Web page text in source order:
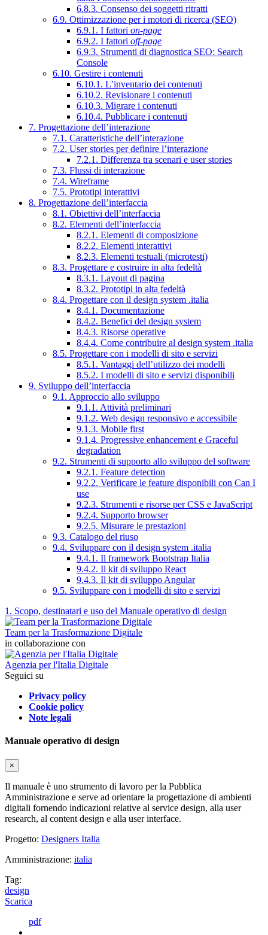
6.8.3. Consenso dei soggetti ritratti
6.9. Ottimizzazione per i motori di ricerca (SEO)
6.9.1. I fattori on-page
6.9.2. I fattori off-page
6.9.3. Strumenti di diagnostica SEO: Search
Console
6.10. Gestire i contenuti
6.10.1. L’inventario dei contenuti
6.10.2. Revisionare i contenuti
6.10.3. Migrare i contenuti
6.10.4. Pubblicare i contenuti
7. Progettazione dell’interazione
7.1. Caratteristiche dell’interazione
7.2. User stories per definire l’interazione
7.2.1. Differenza tra scenari e user stories
7.3. Flussi di interazione
7.4. Wireframe
7.5. Prototipi interattivi
8. Progettazione dell’interfaccia
8.1. Obiettivi dell’interfaccia
8.2. Elementi dell’interfaccia
8.2.1. Elementi di composizione
8.2.2. Elementi interattivi
8.2.3. Elementi testuali (microtesti)
8.3. Progettare e costruire in alta fedeltà
8.3.1. Layout di pagina
8.3.2. Prototipi in alta fedeltà
8.4. Progettare con il design system .italia
8.4.1. Documentazione
8.4.2. Benefici del design system
8.4.3. Risorse operative
8.4.4. Come contribuire al design system .italia
8.5. Progettare con i modelli di sito e servizi
8.5.1. Vantaggi dell’utilizzo dei modelli
8.5.2. I modelli di sito e servizi disponibili
9. Sviluppo dell’interfaccia
9.1. Approccio allo sviluppo
9.1.1. Attività preliminari
9.1.2. Web design responsivo e accessibile
9.1.3. Mobile first
9.1.4. Progressive enhancement e Graceful
degradation
9.2. Strumenti di supporto allo sviluppo del software
9.2.1. Feature detection
9.2.2. Verificare le feature disponibili con Can I
use
9.2.3. Strumenti e risorse per CSS e JavaScript
9.2.4. Supporto browser
9.2.5. Misurare le prestazioni
9.3. Catalogo del riuso
9.4. Sviluppare con il design system .italia
9.4.1. Il framework Bootstrap Italia
9.4.2. Il kit di sviluppo React
9.4.3. Il kit di sviluppo Angular
9.5. Sviluppare con i modelli di sito e servizi
1. Scopo, destinatari e uso del Manuale operativo di design
Team per la Trasformazione Digitale
in collaborazione con
Agenzia per l'Italia Digitale
Seguici su
Privacy policy
Cookie policy
Note legali
Manuale operativo di design
×
Il manuale è uno strumento di lavoro per la Pubblica
Amministrazione e serve ad orientare la progettazione di ambienti
digitali fornendo indicazioni relative al service design, alla user
research, al content design e alla user interface.
Progetto: Designers Italia
Amministrazione: italia
Tag:
design
Scarica
pdf